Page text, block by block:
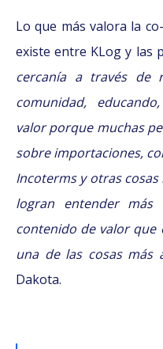
Lo que más valora la
existe entre KLog y las
cercanía a través de
comunidad,
valor porque muchas
sobre importaciones,
Incoterms y otras
logran entender
contenido de valor que
una de las cosas más
Dakota.